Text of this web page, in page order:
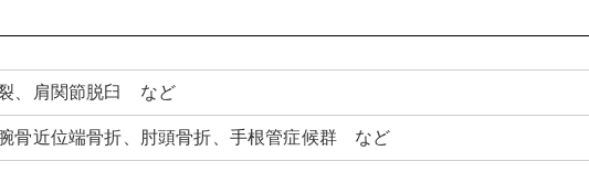
、肩関節脱臼 など
骨近位端骨折、肘頭骨折、手根管症候群 など